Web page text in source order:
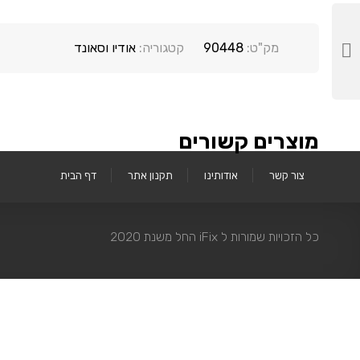
מק"ט: 90448 קטגוריה: אודיו וסאונד
מוצרים קשורים
דף הבית תקנון אתר אודותינו צור קשר
כל הזכויות שמורות ל iFix החל משנת 2020